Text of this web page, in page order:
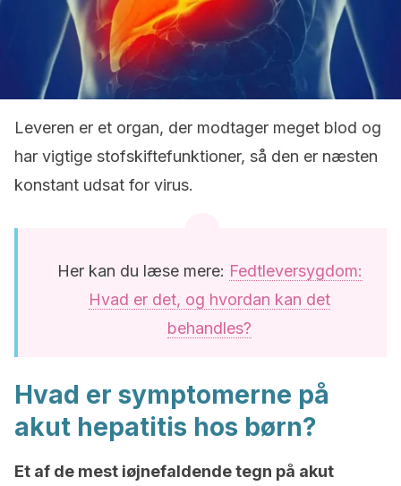
Leveren er et organ, der modtager meget blod og
har vigtige stofskiftefunktioner, så den er næsten
konstant udsat for virus.
Her kan du læse mere: Fedtleversygdom:
Hvad er det, og hvordan kan det
behandles?
Hvad er symptomerne på
akut hepatitis hos børn?
Et af de mest iøjnefaldende tegn på akut